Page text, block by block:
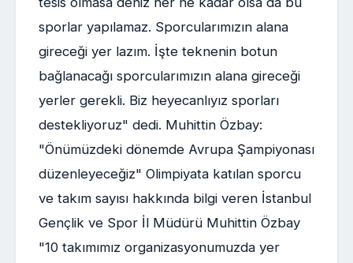
sporlar yapılamaz. Sporcularımızın alana
gireceği yer lazım. İşte teknenin botun
bağlanacağı sporcularımızın alana gireceği
yerler gerekli. Biz heyecanlıyız sporları
destekliyoruz" dedi. Muhittin Özbay:
"Önümüzdeki dönemde Avrupa Şampiyonası
düzenleyeceğiz" Olimpiyata katılan sporcu
ve takım sayısı hakkında bilgi veren İstanbul
Gençlik ve Spor İl Müdürü Muhittin Özbay
"10 takımımız organizasyonumuzda yer